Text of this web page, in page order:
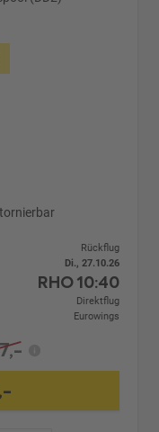
Rückflug
Di., 27.10.26
RHO10:40
Direktflug
Eurowings